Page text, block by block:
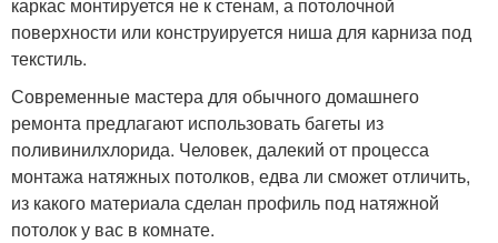
поверхности или конструируется ниша для карниза под
текстиль.
Современные мастера для обычного домашнего
ремонта предлагают использовать багеты из
поливинилхлорида. Человек, далекий от процесса
монтажа натяжных потолков, едва ли сможет отличить,
из какого материала сделан профиль под натяжной
потолок у вас в комнате.